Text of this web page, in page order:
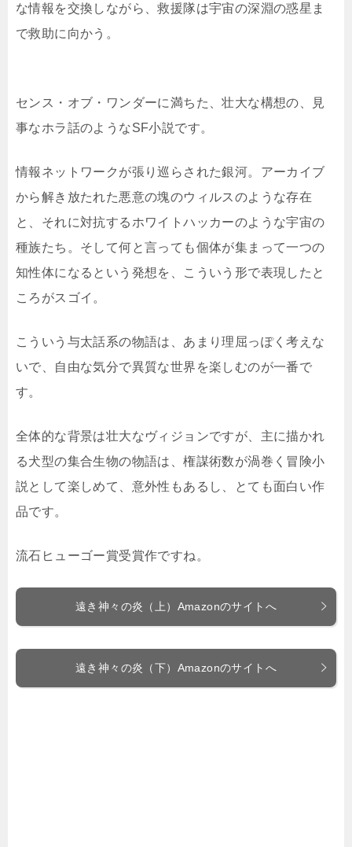
な情報を交換しながら、救援隊は宇宙の深淵の惑星ま
で救助に向かう。
センス・オブ・ワンダーに満ちた、壮大な構想の、見
事なホラ話のようなSF小説です。
情報ネットワークが張り巡らされた銀河。アーカイブ
から解き放たれた悪意の塊のウィルスのような存在
と、それに対抗するホワイトハッカーのような宇宙の
種族たち。そして何と言っても個体が集まって一つの
知性体になるという発想を、こういう形で表現したと
ころがスゴイ。
こういう与太話系の物語は、あまり理屈っぽく考えな
いで、自由な気分で異質な世界を楽しむのが一番で
す。
全体的な背景は壮大なヴィジョンですが、主に描かれ
る犬型の集合生物の物語は、権謀術数が渦巻く冒険小
説として楽しめて、意外性もあるし、とても面白い作
品です。
流石ヒューゴー賞受賞作ですね。
遠き神々の炎（上）Amazonのサイトへ
遠き神々の炎（下）Amazonのサイトへ